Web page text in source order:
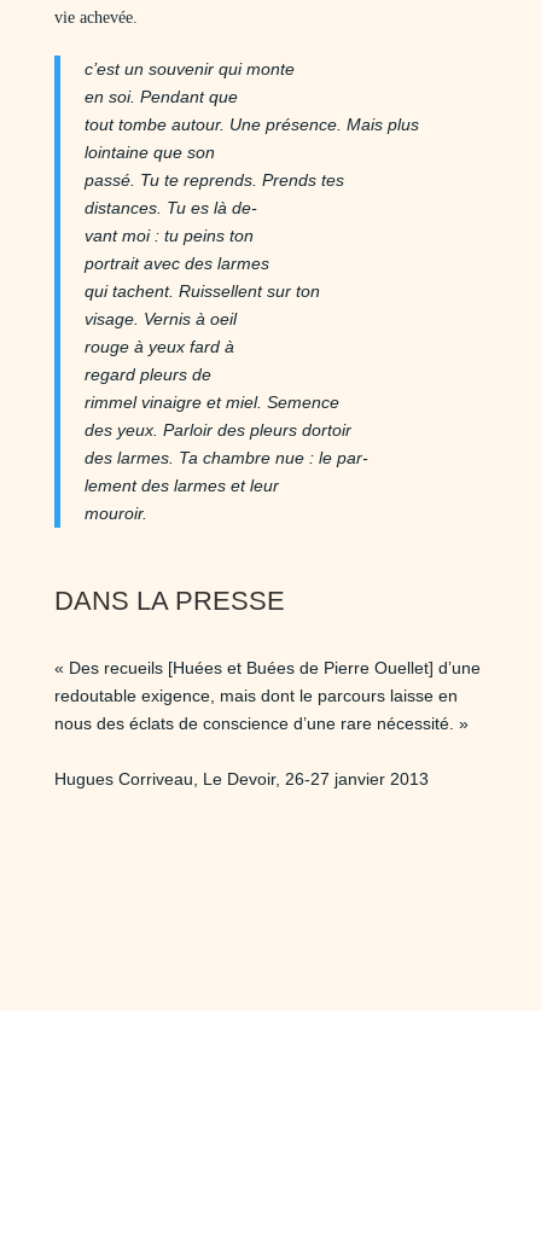
vie achevée.
c’est un souvenir qui monte
en soi. Pendant que
tout tombe autour. Une présence. Mais plus
lointaine que son
passé. Tu te reprends. Prends tes
distances. Tu es là de-
vant moi : tu peins ton
portrait avec des larmes
qui tachent. Ruissellent sur ton
visage. Vernis à oeil
rouge à yeux fard à
regard pleurs de
rimmel vinaigre et miel. Semence
des yeux. Parloir des pleurs dortoir
des larmes. Ta chambre nue : le par-
lement des larmes et leur
mouroir.
DANS LA PRESSE
« Des recueils [Huées et Buées de Pierre Ouellet] d’une
redoutable exigence, mais dont le parcours laisse en
nous des éclats de conscience d’une rare nécessité. »
Hugues Corriveau, Le Devoir, 26-27 janvier 2013